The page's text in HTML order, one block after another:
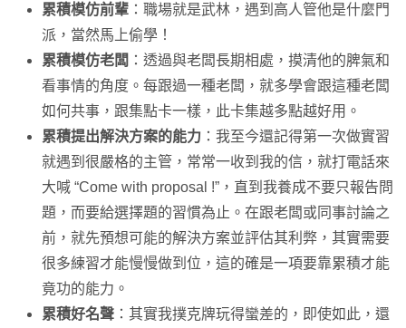
累積模仿前輩 ：職場就是武林，遇到高人管他是什麼門
派，當然馬上偷學！
累積模仿老闆 ：透過與老闆長期相處，摸清他的脾氣和
看事情的角度。每跟過一種老闆，就多學會跟這種老闆
如何共事，跟集點卡一樣，此卡集越多點越好用。
累積提出解決方案的能力 ：我至今還記得第一次做實習
就遇到很嚴格的主管，常常一收到我的信，就打電話來
大喊 “Come with proposal !”，直到我養成不要只報告問
題，而要給選擇題的習慣為止。在跟老闆或同事討論之
前，就先預想可能的解決方案並評估其利弊，其實需要
很多練習才能慢慢做到位，這的確是一項要靠累積才能
竟功的能力。
累積好名聲 ：其實我撲克牌玩得蠻差的，即使如此，還